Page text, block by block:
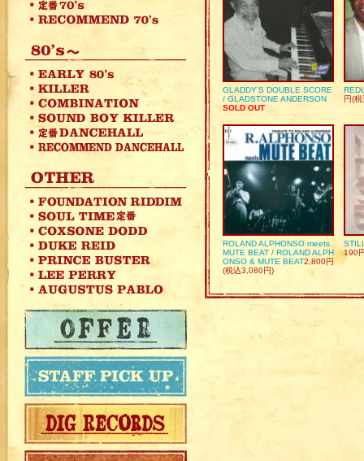
GLADDY’S DOUBLE SCORE
/ GLADSTONE ANDERSON
SOLD OUT
円(
ROLAND ALPHONSO meets
MUTE BEAT / ROLAND ALPH
ONSO & MUTE BEAT2,800円
(税込3,080円)
190